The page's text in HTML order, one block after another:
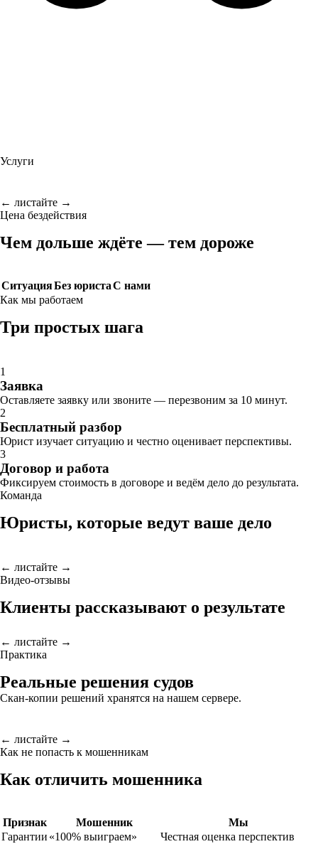
Услуги
← листайте →
Цена бездействия
Чем дольше ждёте — тем дороже
СитуацияБез юристаС нами
Как мы работаем
Три простых шага
1
Заявка
Оставляете заявку или звоните — перезвоним за 10 минут.
2
Бесплатный разбор
Юрист изучает ситуацию и честно оценивает перспективы.
3
Договор и работа
Фиксируем стоимость в договоре и ведём дело до результата.
Команда
Юристы, которые ведут ваше дело
← листайте →
Видео-отзывы
Клиенты рассказывают о результате
← листайте →
Практика
Реальные решения судов
Скан-копии решений хранятся на нашем сервере.
← листайте →
Как не попасть к мошенникам
Как отличить мошенника
Признак Мошенник
Мы
Гарантии «100% выиграем»
Честная оценка перспектив